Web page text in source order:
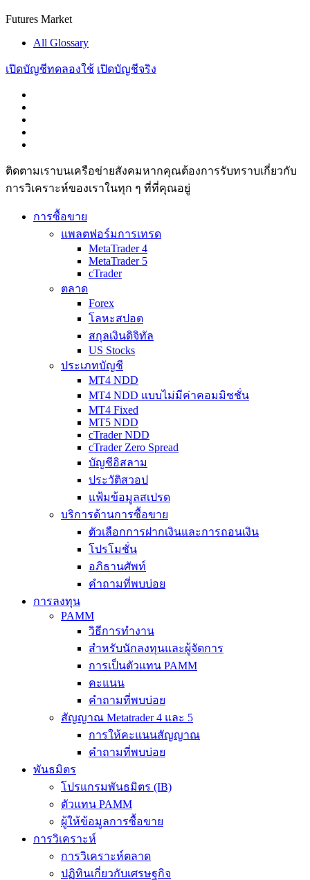
Futures Market
All Glossary
เปิดบัญชีทดลองใช้ เปิดบัญชีจริง
ติดตามเราบนเครือข่ายสังคมหากคุณต้องการรับทราบเกี่ยวกับ
การวิเ­คราะห์ของเราในทุก ๆ ที่ที่คุณอยู่
การซื้อขาย
แพลตฟอร์มการเทรด
MetaTrader 4
MetaTrader 5
cTrader
ตลาด
Forex
โลหะสปอต
สกุลเงินดิจิทัล
US Stocks
ประเภทบัญชี
MT4 NDD
MT4 NDD แบบไม่มีค่าคอมมิชชั่น
MT4 Fixed
MT5 NDD
cTrader NDD
cTrader Zero Spread
บัญชีอิสลาม
ประวัติสวอป
แฟ้มข้อมูลสเปรด
บริการด้านการซื้อขาย
ตัวเลือกการฝากเงินและการถอนเงิน
โปรโมชั่น
อภิธานศัพท์
คำถามที่พบบ่อย
การลงทุน
PAMM
วิธีการทำงาน
สำหรับนักลงทุนและผู้จัดการ
การเป็นตัวแทน PAMM
คะแนน
คำถามที่พบบ่อย
สัญญาณ Metatrader 4 และ 5
การให้คะแนนสัญญาณ
คำถามที่พบบ่อย
พันธมิตร
โปรแกรมพันธมิตร (IB)
ตัวแทน PAMM
ผู้ให้ข้อมูลการซื้อขาย
การวิเคราะห์
การวิเคราะห์ตลาด
ปฏิทินเกี่ยวกับเศรษฐกิจ